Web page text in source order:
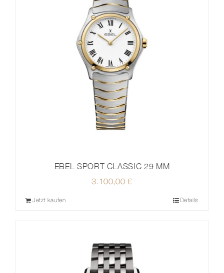
EBEL SPORT CLASSIC 29 MM
3.100,00€
Jetzt kaufen Details